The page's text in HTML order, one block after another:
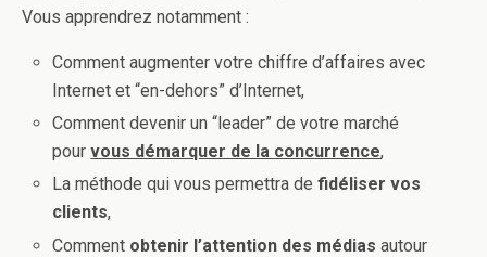
Vous apprendrez notamment :
Comment augmenter votre chiffre d’affaires avec
Internet et “en-dehors” d’Internet,
Comment devenir un “leader” de votre marché
pourvous démarquer de la concurrence,
La méthode qui vous permettra defidéliser vos
clients,
Comment obtenir l’attention des médias autour